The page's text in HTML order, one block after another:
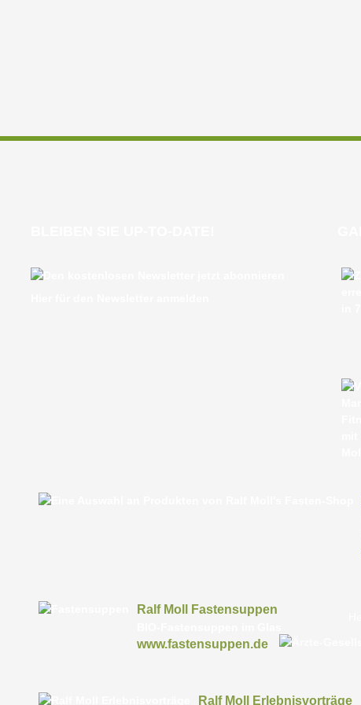
Ralf Moll Fastensuppen
www.fastensuppen.de
Ralf Moll Erlebnisvorträge